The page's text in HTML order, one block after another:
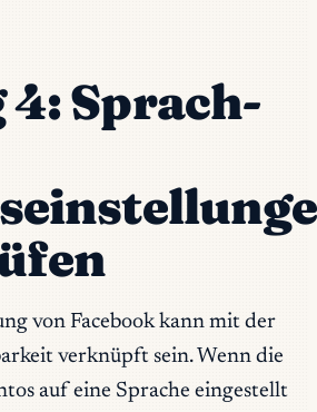
4: Sprach-
von Facebook kann mit der
verknüpft sein. Wenn die
auf eine Sprache eingestellt